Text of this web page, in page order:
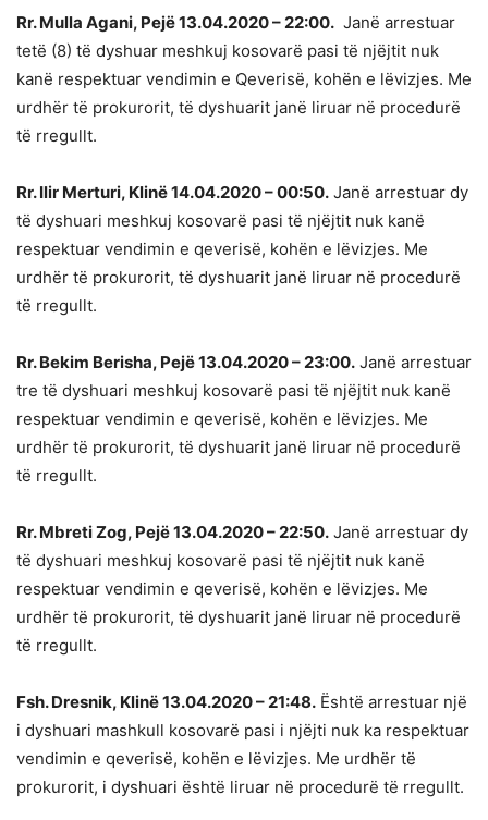
Rr. Mulla Agani, Pejë 13.04.2020 – 22:00. Janë arrestuar
tetë (8) të dyshuar meshkuj kosovarë pasi të njëjtit nuk
kanë respektuar vendimin e Qeverisë, kohën e lëvizjes. Me
urdhër të prokurorit, të dyshuarit janë liruar në procedurë
të rregullt.
Rr. Ilir Merturi, Klinë 14.04.2020 – 00:50. Janë arrestuar dy
të dyshuari meshkuj kosovarë pasi të njëjtit nuk kanë
respektuar vendimin e qeverisë, kohën e lëvizjes. Me
urdhër të prokurorit, të dyshuarit janë liruar në procedurë
të rregullt.
Rr. Bekim Berisha, Pejë 13.04.2020 – 23:00. Janë arrestuar
tre të dyshuari meshkuj kosovarë pasi të njëjtit nuk kanë
respektuar vendimin e qeverisë, kohën e lëvizjes. Me
urdhër të prokurorit, të dyshuarit janë liruar në procedurë
të rregullt.
Rr. Mbreti Zog, Pejë 13.04.2020 – 22:50. Janë arrestuar dy
të dyshuari meshkuj kosovarë pasi të njëjtit nuk kanë
respektuar vendimin e qeverisë, kohën e lëvizjes. Me
urdhër të prokurorit, të dyshuarit janë liruar në procedurë
të rregullt.
Fsh. Dresnik, Klinë 13.04.2020 – 21:48. Është arrestuar një
i dyshuari mashkull kosovarë pasi i njëjti nuk ka respektuar
vendimin e qeverisë, kohën e lëvizjes. Me urdhër të
prokurorit, i dyshuari është liruar në procedurë të rregullt.